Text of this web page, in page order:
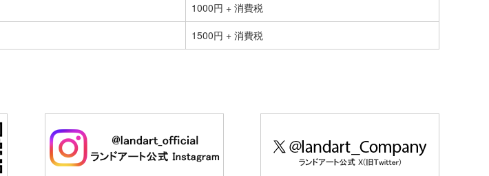
1000円 + 消費税
1500円 + 消費税